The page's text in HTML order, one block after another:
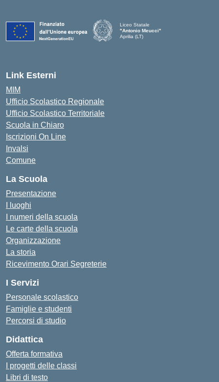
Liceo Statale
"Antonio Meucci"
Aprilia (LT)
Link Esterni
MIM
Ufficio Scolastico Regionale
Ufficio Scolastico Territoriale
Scuola in Chiaro
Iscrizioni On Line
Invalsi
Comune
La Scuola
Presentazione
I luoghi
I numeri della scuola
Le carte della scuola
Organizzazione
La storia
Ricevimento Orari Segreterie
I Servizi
Personale scolastico
Famiglie e studenti
Percorsi di studio
Didattica
Offerta formativa
I progetti delle classi
Libri di testo